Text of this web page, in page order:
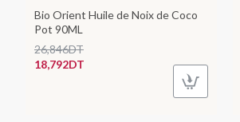
Bio Orient Huile de Noix de Coco
Pot 90ML
18,792DT
26,846DT